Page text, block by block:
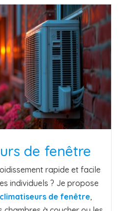
de fenêtre
rapide et facile
individuels ? Je propose
climatiseurs de fenêtre,